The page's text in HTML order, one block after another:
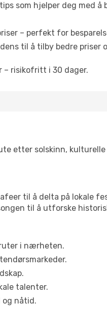
som hjelper deg med å
– perfekt for
til å tilby bedre priser
– risikofritt i 30 dager.
etter solskinn,
til å delta på lokale
til å utforske
i nærheten.
talenter.
og nåtid.